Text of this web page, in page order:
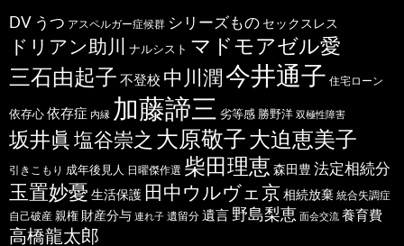
DV うつ アスペルガー症候群 シリーズもの セックスレス
ドリアン助川 ナルシスト マドモアゼル愛
三石由起子 不登校 中川潤今井通子 住宅ローン
依存心依存症 内縁 加藤諦三 劣等感 勝野洋 双極性障害
坂井眞塩谷崇之 大原敬子大迫恵美子
引きこもり 成年後見人 日曜傑作選 柴田理恵 森田豊 法定相続分
玉置妙憂 生活保護 田中ウルヴェ京相続放棄 統合失調症
自己破産 親権 財産分与 連れ子 遺留分 遺言 野島梨恵 面会交流 養育費
高橋龍太郎